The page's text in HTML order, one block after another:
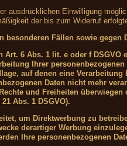
ausdrücklichen Einwilligung
der bis zum Widerruf
Fällen sowie gegen
Art. 6 Abs. 1 lit. e oder f
Ihrer
auf denen eine
Daten nicht mehr
und Freiheiten
Abs. 1 DSGVO).
um Direktwerbung zu
derartiger Werbung
Ihre personenbezogenen